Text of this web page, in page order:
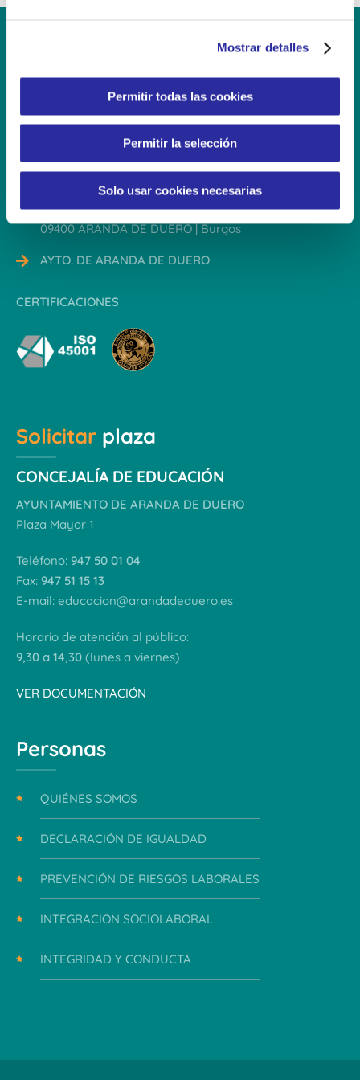
e
e
Mostrar detalles
Permitir todas las cookies
Permitir la selección
Solo usar cookies necesarias
947 561 578
infoallendeduero@eikoala.es
C/ Santander esq. Avda. Valladolid
09400 ARANDA DE DUERO | Burgos
AYTO. DE ARANDA DE DUERO
CERTIFICACIONES
Solicitar plaza
CONCEJALÍA DE EDUCACIÓN
AYUNTAMIENTO DE ARANDA DE DUERO
Plaza Mayor 1
Teléfono: 947 50 01 04
Fax: 947 51 15 13
E-mail: educacion@arandadeduero.es
Horario de atención al público:
9,30 a 14,30 (lunes a viernes)
VER DOCUMENTACIÓN
Personas
QUIÉNES SOMOS
DECLARACIÓN DE IGUALDAD
PREVENCIÓN DE RIESGOS LABORALES
INTEGRACIÓN SOCIOLABORAL
INTEGRIDAD Y CONDUCTA